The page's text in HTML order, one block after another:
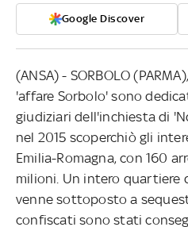
Google Discover
(ANSA) - SORBOLO
'affare Sorbolo' sono
giudiziari dell'inchiesta di
nel 2015 scoperchiò gli
Emilia-Romagna, con 160
milioni. Un intero quartiere
venne sottoposto a
confiscati sono stati